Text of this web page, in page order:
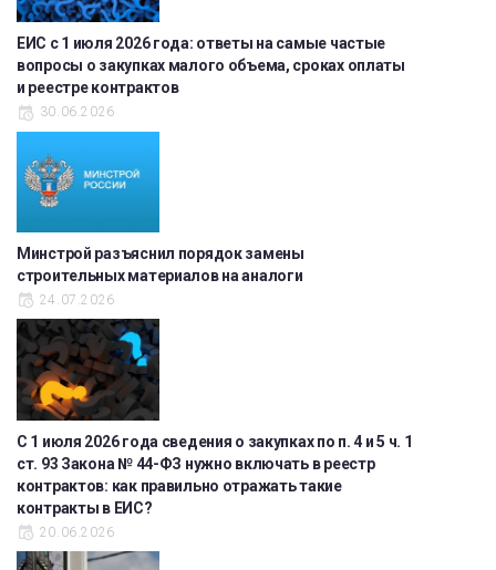
ЕИС с 1 июля 2026 года: ответы на самые частые
вопросы о закупках малого объема, сроках оплаты
и реестре контрактов
30.06.2026
Минстрой разъяснил порядок замены
строительных материалов на аналоги
24.07.2026
С 1 июля 2026 года сведения о закупках по п. 4 и 5 ч. 1
ст. 93 Закона № 44-ФЗ нужно включать в реестр
контрактов: как правильно отражать такие
контракты в ЕИС?
20.06.2026